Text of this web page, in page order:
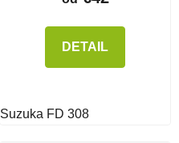
DETAIL
Suzuka FD 308